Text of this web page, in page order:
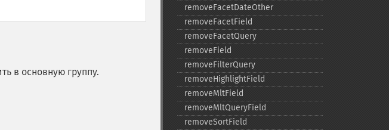
в основную группу.
removeFacetDateOther
removeFacetField
removeFacetQuery
removeField
removeFilterQuery
removeHighlightField
removeMltField
removeMltQueryField
removeSortField